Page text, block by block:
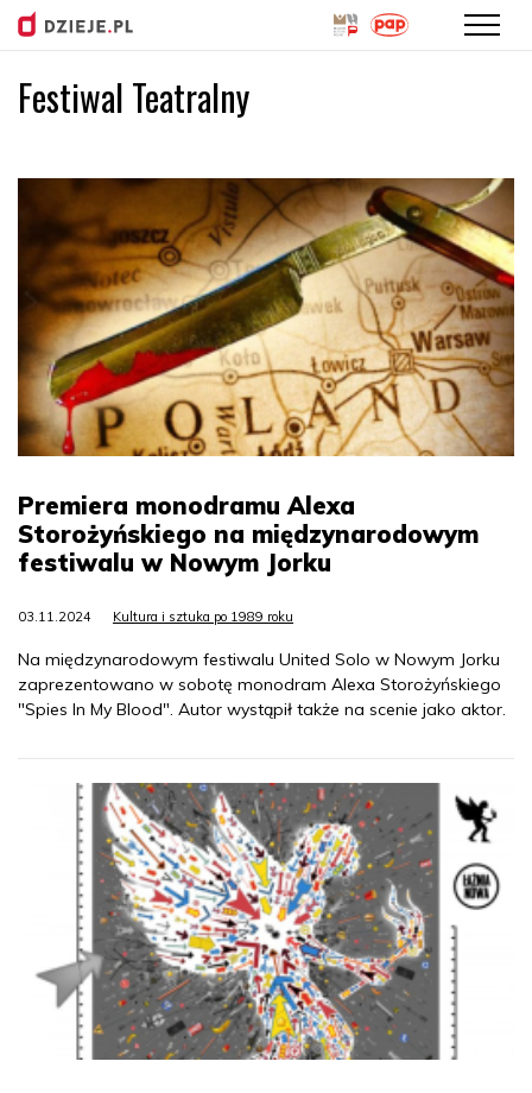
Festiwal Teatralny
Premiera monodramu Alexa
Storożyńskiego na międzynarodowym
festiwalu w Nowym Jorku
03.11.2024 Kultura i sztuka po 1989 roku
Na międzynarodowym festiwalu United Solo w Nowym Jorku
zaprezentowano w sobotę monodram Alexa Storożyńskiego
"Spies In My Blood". Autor wystąpił także na scenie jako aktor.